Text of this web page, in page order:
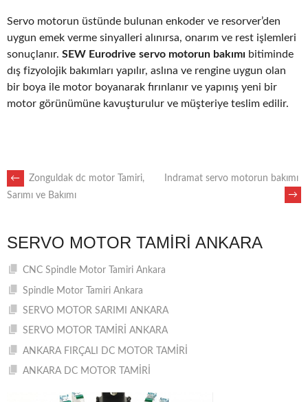
Servo motorun üstünde bulunan enkoder ve resorver’den
uygun emek verme sinyalleri alınırsa, onarım ve rest işlemleri
sonuçlanır. SEW Eurodrive servo motorun bakımı bitiminde
dış fizyolojik bakımları yapılır, aslına ve rengine uygun olan
bir boya ile motor boyanarak fırınlanır ve yapınış yeni bir
motor görünümüne kavuşturulur ve müşteriye teslim edilir.
POST
←
Zonguldak dc motor Tamiri,
Sarımı ve Bakımı
Indramat servo motorun bakımı
→
SERVO MOTOR TAMIRI ANKARA
CNC Spindle Motor Tamiri Ankara
Spindle Motor Tamiri Ankara
SERVO MOTOR SARIMI ANKARA
SERVO MOTOR TAMİRİ ANKARA
ANKARA FIRÇALI DC MOTOR TAMİRİ
ANKARA DC MOTOR TAMİRİ